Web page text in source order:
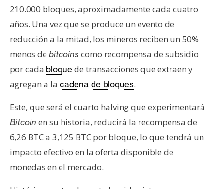
210.000 bloques, aproximadamente cada cuatro
años. Una vez que se produce un evento de
reducción a la mitad, los mineros reciben un 50%
menos de bitcoins como recompensa de subsidio
por cada bloquede transacciones que extraen y
agregan a la cadena de bloques.
Este, que será el cuarto halving que experimentará
Bitcoin en su historia, reducirá la recompensa de
6,26 BTC a 3,125 BTC por bloque, lo que tendrá un
impacto efectivo en la oferta disponible de
monedas en el mercado.